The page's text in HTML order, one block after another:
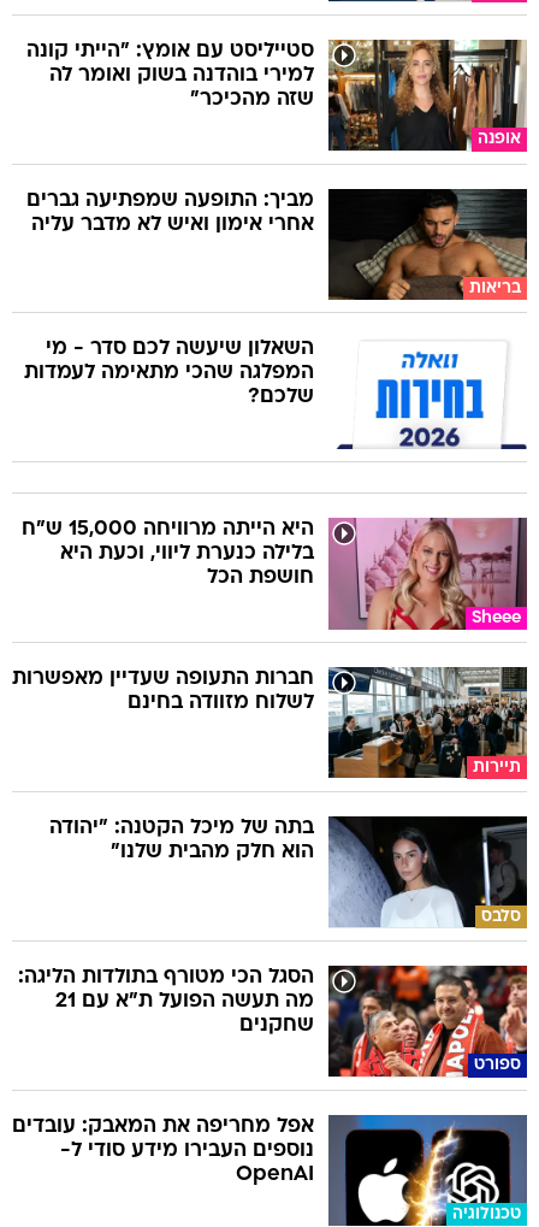
אופנה
סטייליסט עם אומץ: "הייתי קונה
למירי בוהדנה בשוק ואומר לה
שזה מהכיכר"
בריאות
מביך: התופעה שמפתיעה גברים
אחרי אימון ואיש לא מדבר עליה
השאלון שיעשה לכם סדר - מי
המפלגה שהכי מתאימה לעמדות
שלכם?
Sheee
היא הייתה מרוויחה 15,000 ש"ח
בלילה כנערת ליווי, וכעת היא
חושפת הכל
תיירות
חברות התעופה שעדיין מאפשרות
לשלוח מזוודה בחינם
סלבס
בתה של מיכל הקטנה: "יהודה
הוא חלק מהבית שלנו"
ספורט
הסגל הכי מטורף בתולדות הליגה:
מה תעשה הפועל ת"א עם 21
שחקנים
טכנולוגיה
אפל מחריפה את המאבק: עובדים
נוספים העבירו מידע סודי ל-
OpenAI